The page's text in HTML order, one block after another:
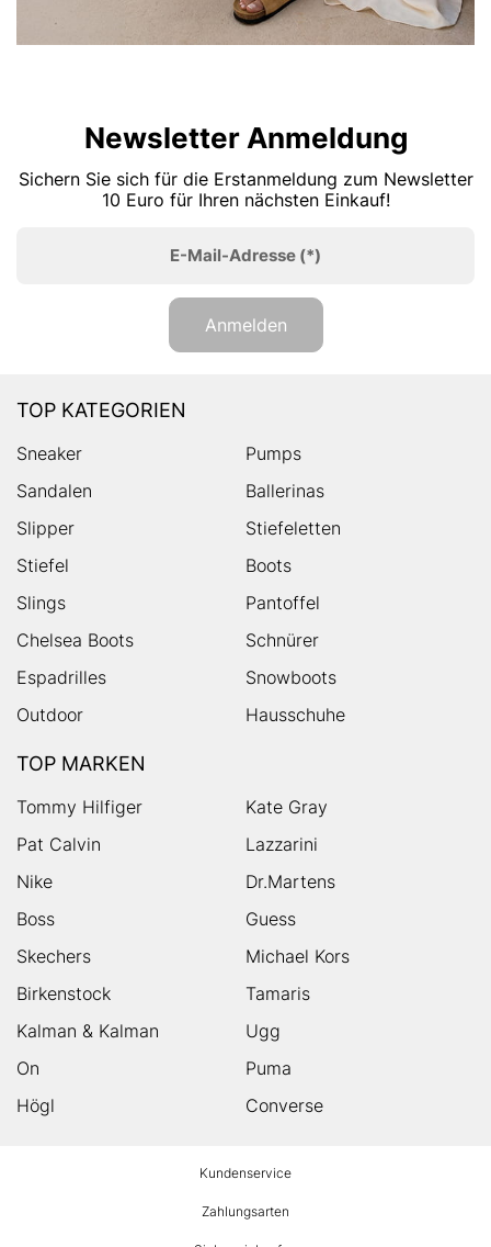
Newsletter Anmeldung
Sichern Sie sich für die Erstanmeldung zum Newsletter
10 Euro für Ihren nächsten Einkauf!
E-Mail-Adresse (*)
Anmelden
TOP KATEGORIEN
Sneaker
Pumps
Sandalen
Ballerinas
Slipper
Stiefeletten
Stiefel
Boots
Slings
Pantoffel
Chelsea Boots
Schnürer
Espadrilles
Snowboots
Outdoor
Hausschuhe
TOP MARKEN
Tommy Hilfiger
Kate Gray
Pat Calvin
Lazzarini
Nike
Dr.Martens
Boss
Guess
Skechers
Michael Kors
Birkenstock
Tamaris
Kalman & Kalman
Ugg
On
Puma
Högl
Converse
Kundenservice
Zahlungsarten